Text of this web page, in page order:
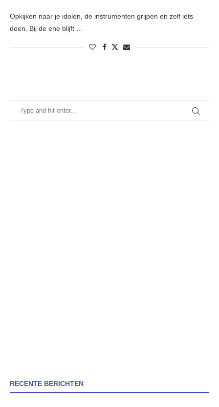
Opkijken naar je idolen, de instrumenten grijpen en zelf iets
doen. Bij de ene blijft …
RECENTE BERICHTEN